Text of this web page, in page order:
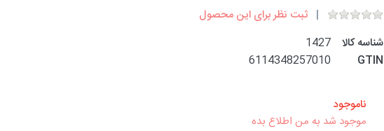
ثبت نظر برای این محصول
شناسه کالا
1427
GTIN
6114348257010
ناموجود
موجود شد به من اطلاع بده